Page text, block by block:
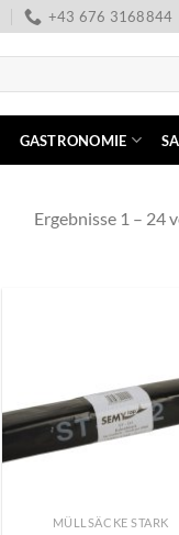
+43 676 3168844
GASTRONOMIE
Ergebnisse 1 – 24
MÜLLSÄCKE STARK